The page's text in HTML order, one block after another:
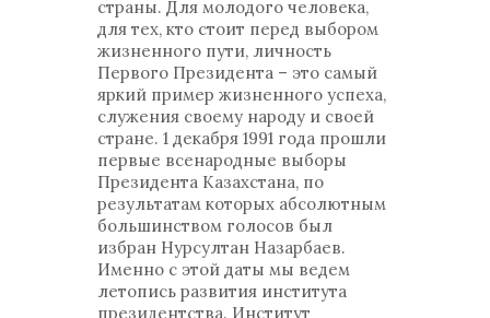
страны. Для молодого человека,
для тех, кто стоит перед выбором
жизненного пути, личность
Первого Президента – это самый
яркий пример жизненного успеха,
служения своему народу и своей
стране. 1 декабря 1991 года прошли
первые всенародные выборы
Президента Казахстана, по
результатам которых абсолютным
большинством голосов был
избран Нурсултан Назарбаев.
Именно с этой даты мы ведем
летопись развития института
президентства. Институт